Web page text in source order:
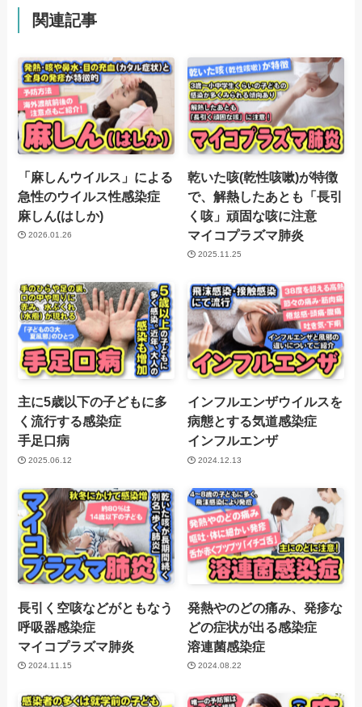
関連記事
「麻しんウイルス」による
急性のウイルス性感染症
麻しん(はしか)
2026.01.26
乾いた咳(乾性咳嗽)が特徴
で、解熱したあとも「長引
く咳」頑固な咳に注意
マイコプラズマ肺炎
2025.11.25
主に5歳以下の子どもに多
く流行する感染症
手足口病
2025.06.12
インフルエンザウイルスを
病態とする気道感染症
インフルエンザ
2024.12.13
長引く空咳などがともなう
呼吸器感染症
マイコプラズマ肺炎
2024.11.15
発熱やのどの痛み、発疹な
どの症状が出る感染症
溶連菌感染症
2024.08.22